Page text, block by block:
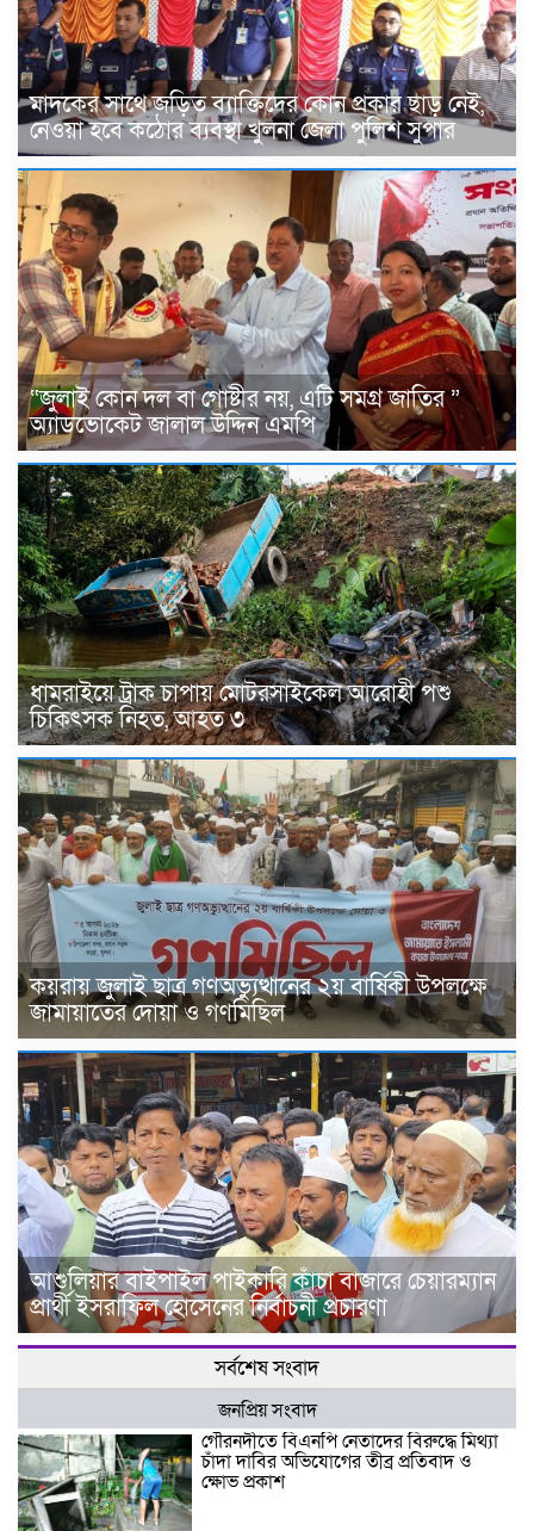
মাদকের সাথে জড়িত ব্যাক্তিদের কোন প্রকার ছাড় নেই,
নেওয়া হবে কঠোর ব্যবস্থা খুলনা জেলা পুলিশ সুপার
“জুলাই কোন দল বা গোষ্টীর নয়, এটি সমগ্র জাতির ”
অ্যাডভোকেট জালাল উদ্দিন এমপি
ধামরাইয়ে ট্রাক চাপায় মোটরসাইকেল আরোহী পশু
চিকিৎসক নিহত, আহত ৩
কয়রায় জুলাই ছাত্র গণঅভ্যুত্থানের ২য় বার্ষিকী উপলক্ষে
জামায়াতের দোয়া ও গণমিছিল
আশুলিয়ার বাইপাইল পাইকারি কাঁচা বাজারে চেয়ারম্যান
প্রার্থী ইসরাফিল হোসেনের নির্বাচনী প্রচারণা
সর্বশেষ সংবাদ
জনপ্রিয় সংবাদ
গৌরনদীতে বিএনপি নেতাদের বিরুদ্ধে মিথ্যা
চাঁদা দাবির অভিযোগের তীব্র প্রতিবাদ ও
ক্ষোভ প্রকাশ